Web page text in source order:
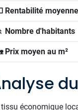
Rentabilité moyenne
Nombre d'habitants
Prix moyen au m²
tissu économique